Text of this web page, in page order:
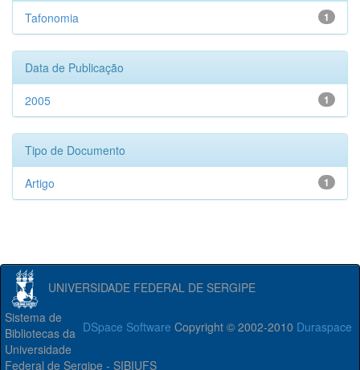
1
Tafonomia
Data de Publicação
1
2005
Tipo de Documento
1
Artigo
UNIVERSIDADE FEDERAL DE SERGIPE
DSpace Software Copyright © 2002-2010 Duraspace
Sistema de
Bibliotecas da
Universidade
Federal de Sergipe - SIBIUFS